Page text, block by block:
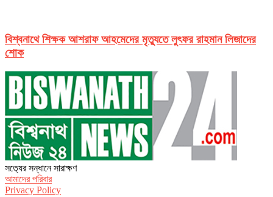
বিশ্বনাথে শিক্ষক আশরাফ আহমেদের মৃত্যুতে লুৎফর রাহমান লিজাদের
শোক
সত‌্যের সন্ধানে সারাক্ষণ
আমাদের পরিবার
Privacy Policy